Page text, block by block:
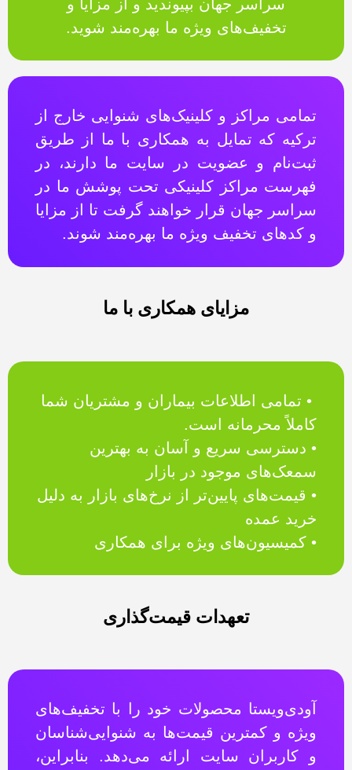
سراسر جهان بپیوندید و از مزایا و
تخفیف‌های ویژه ما بهره‌مند شوید.
تمامی مراکز و کلینیک‌های شنوایی خارج از
ترکیه که تمایل به همکاری با ما از طریق
ثبت‌نام و عضویت در سایت ما دارند، در
فهرست مراکز کلینیکی تحت پوشش ما در
سراسر جهان قرار خواهند گرفت تا از مزایا
و کدهای تخفیف ویژه ما بهره‌مند شوند.
مزایای همکاری با ما
• تمامی اطلاعات بیماران و مشتریان شما
کاملاً محرمانه است.
• دسترسی سریع و آسان به بهترین
سمعک‌های موجود در بازار
• قیمت‌های پایین‌تر از نرخ‌های بازار به دلیل
خرید عمده
• کمیسیون‌های ویژه برای همکاری
تعهدات قیمت‌گذاری
آودی‌ویستا محصولات خود را با تخفیف‌های
ویژه و کمترین قیمت‌ها به شنوایی‌شناسان
و کاربران سایت ارائه می‌دهد. بنابراین،